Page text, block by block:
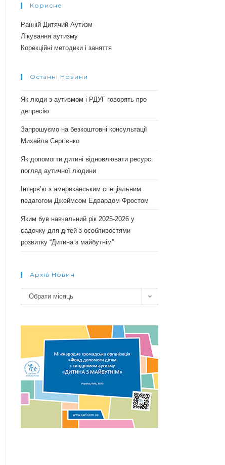
Корисне
Ранній Дитячий Аутизм
Лікування аутизму
Корекційні методики і заняття
Останні Новини
Як люди з аутизмом і РДУГ говорять про
депресію
Запрошуємо на безкоштовні консультації
Михайла Сергієнко
Як допомогти дитині відновлювати ресурс:
погляд аутичної людини
Інтерв’ю з американським спеціальним
педагогом Джеймсом Едвардом Фростом
Яким був навчальний рік 2025-2026 у
садочку для дітей з особливостями
розвитку “Дитина з майбутнім”
Архів Новин
Архів
новин
Обрати місяць